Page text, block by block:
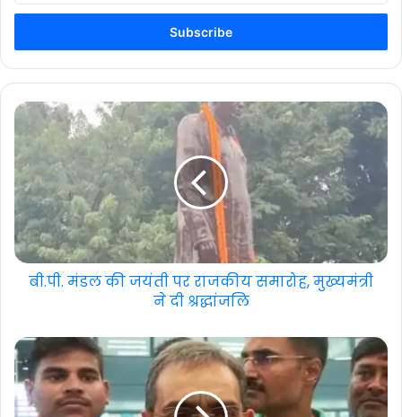
Email
बी.पी. मंडल की जयंती पर राजकीय समारोह, मुख्यमंत्री
ने दी श्रद्धांजलि